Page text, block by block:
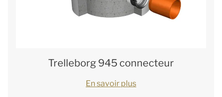
Trelleborg 945 connecteur
En savoir plus